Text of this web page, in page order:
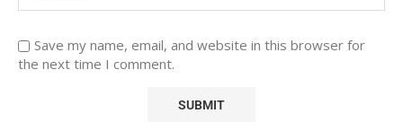
Save my name, email, and website in this browser for
the next time I comment.